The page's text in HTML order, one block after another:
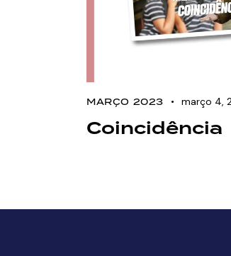
MARÇO 2023 março 4,
Coincidência